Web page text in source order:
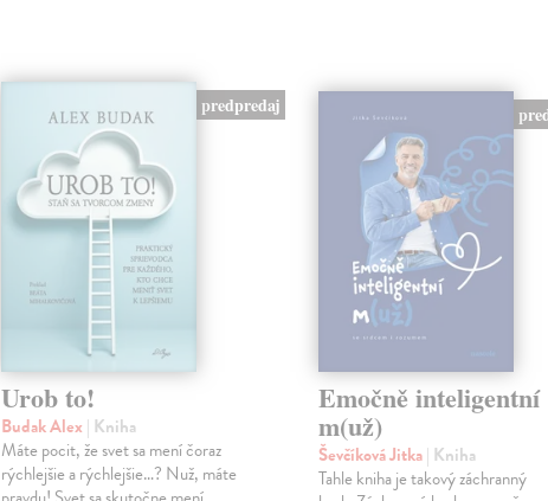
predpredaj
Urob to!
Budak Alex | Kniha
Máte pocit, že svet sa mení čoraz
rýchlejšie a rýchlejšie…? Nuž, máte
Emočně inteligentní
m(už)
Ševčíková Jitka| Kniha
Tahle kniha je takový záchranný